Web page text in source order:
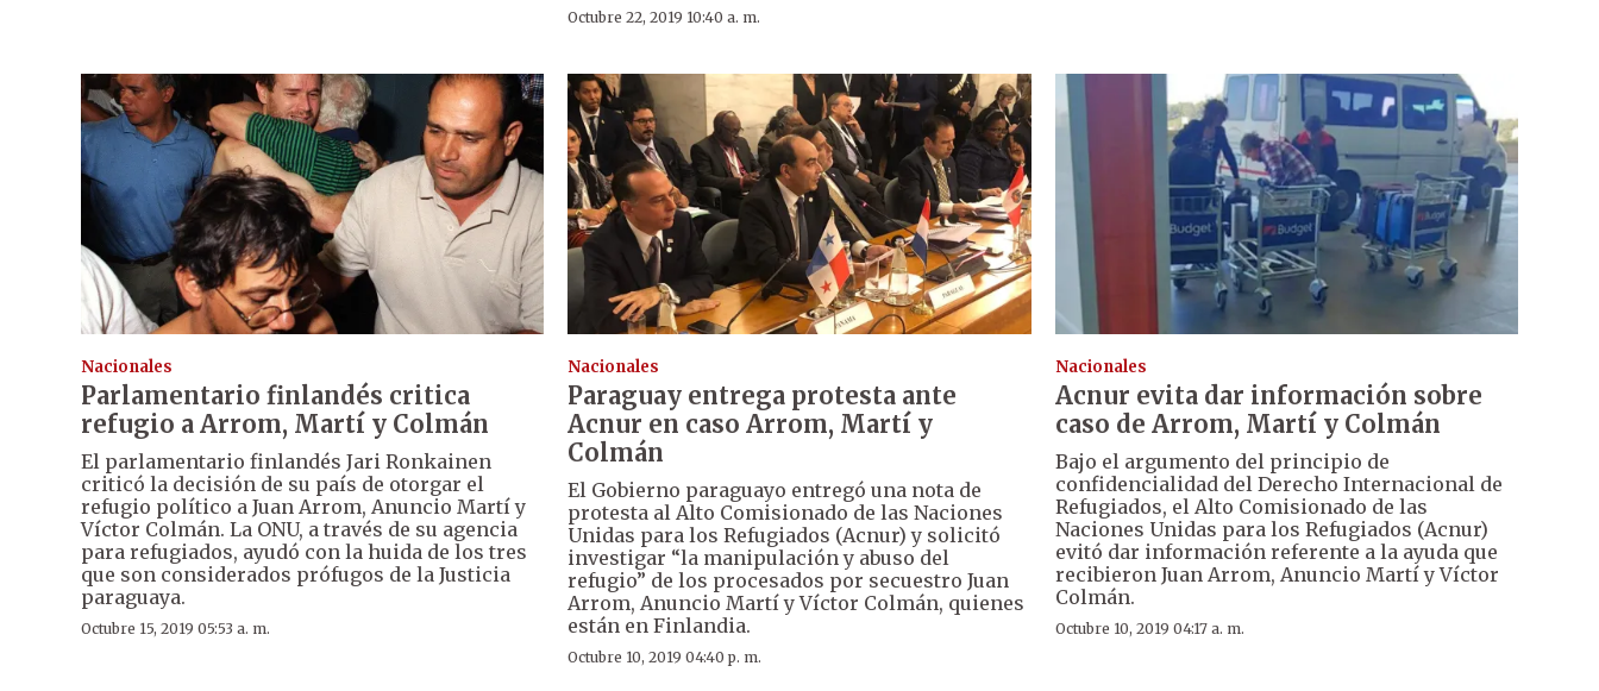
Octubre 22, 2019 10:40 a. m.
Nacionales
Parlamentario finlandés critica
refugio a Arrom, Martí y Colmán
El parlamentario finlandés Jari Ronkainen
criticó la decisión de su país de otorgar el
refugio político a Juan Arrom, Anuncio Martí y
Víctor Colmán. La ONU, a través de su agencia
para refugiados, ayudó con la huida de los tres
que son considerados prófugos de la Justicia
paraguaya.
Octubre 15, 2019 05:53 a. m.
Nacionales
Paraguay entrega protesta ante
Acnur en caso Arrom, Martí y
Colmán
El Gobierno paraguayo entregó una nota de
protesta al Alto Comisionado de las Naciones
Unidas para los Refugiados (Acnur) y solicitó
investigar “la manipulación y abuso del
refugio” de los procesados por secuestro Juan
Arrom, Anuncio Martí y Víctor Colmán, quienes
están en Finlandia.
Octubre 10, 2019 04:40 p. m.
Nacionales
Acnur evita dar información sobre
caso de Arrom, Martí y Colmán
Bajo el argumento del principio de
confidencialidad del Derecho Internacional de
Refugiados, el Alto Comisionado de las
Naciones Unidas para los Refugiados (Acnur)
evitó dar información referente a la ayuda que
recibieron Juan Arrom, Anuncio Martí y Víctor
Colmán.
Octubre 10, 2019 04:17 a. m.